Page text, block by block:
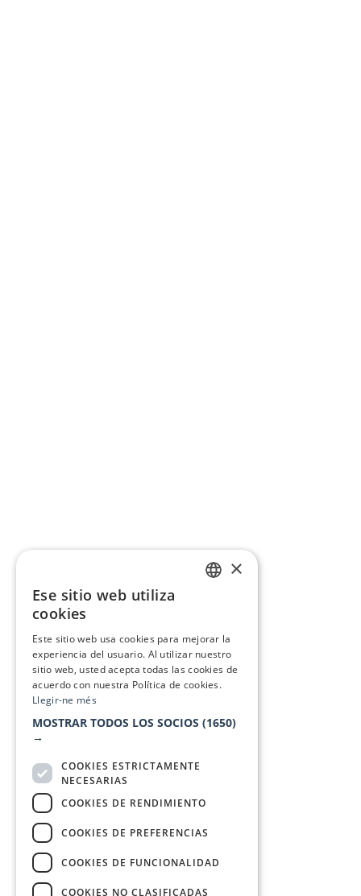
×
Ese sitio web utiliza
cookies
Este sitio web usa cookies para mejorar la
experiencia del usuario. Al utilizar nuestro
sitio web, usted acepta todas las cookies de
acuerdo con nuestra Política de cookies.
Llegir-ne més
MOSTRAR TODOS LOS SOCIOS (1650)
→
COOKIES ESTRICTAMENTE
NECESARIAS
COOKIES DE RENDIMIENTO
COOKIES DE PREFERENCIAS
COOKIES DE FUNCIONALIDAD
COOKIES NO CLASIFICADAS